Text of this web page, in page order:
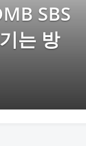
SBS
는 방